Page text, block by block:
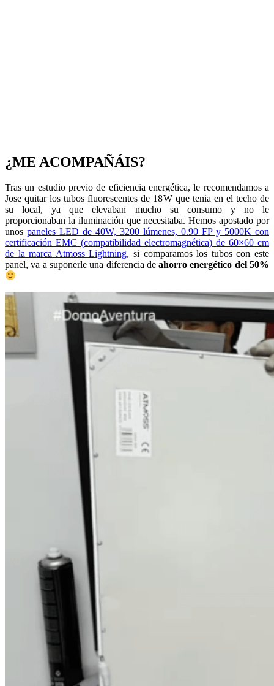
¿ME ACOMPAÑÁIS?
Tras un estudio previo de eficiencia energética, le recomendamos a
Jose quitar los tubos fluorescentes de 18W que tenia en el techo de
su local, ya que elevaban mucho su consumo y no le
proporcionaban la iluminación que necesitaba. Hemos apostado por
unos paneles LED de 40W, 3200 lúmenes, 0.90 FP y 5000K con
certificación EMC (compatibilidad electromagnética) de 60×60 cm
de la marca Atmoss Lightning, si comparamos los tubos con este
panel, va a suponerle una diferencia deahorro energético del 50%